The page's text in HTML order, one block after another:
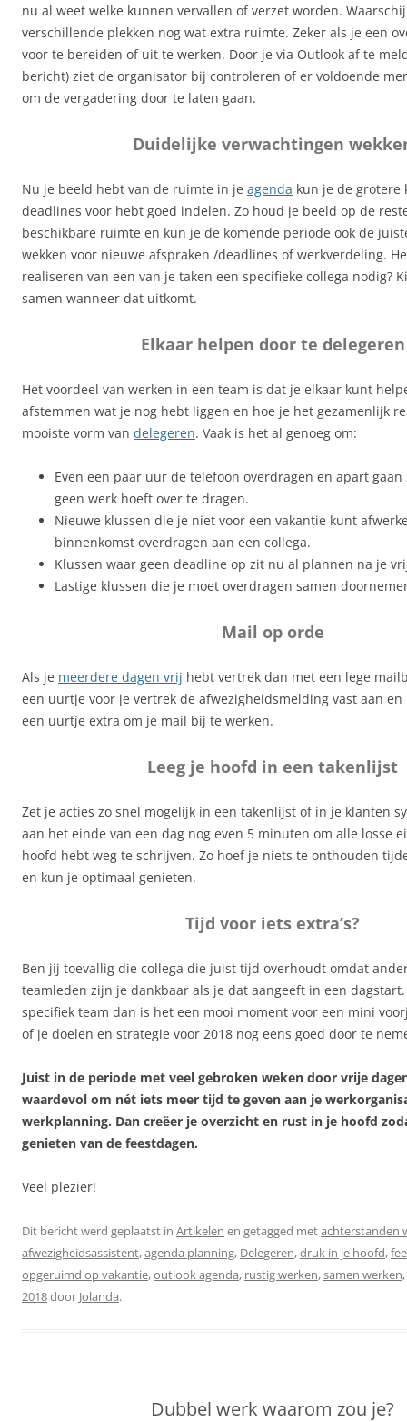
nu al weet welke kunnen vervallen of verzet worden.
verschillende plekken nog wat extra ruimte. Zeker als je een
voor te bereiden of uit te werken. Door je via Outlook af te
bericht) ziet de organisator bij controleren of er voldoende
om de vergadering door te laten gaan.
Duidelijke verwachtingen
Nu je beeld hebt van de ruimte in je agenda kun je de grotere
deadlines voor hebt goed indelen. Zo houd je beeld op de
beschikbare ruimte en kun je de komende periode ook de
wekken voor nieuwe afspraken /deadlines of werkverdeling.
realiseren van een van je taken een specifieke collega nodig?
samen wanneer dat uitkomt.
Elkaar helpen door te delegeren
Het voordeel van werken in een team is dat je elkaar kunt
afstemmen wat je nog hebt liggen en hoe je het gezamenlijk
mooiste vorm van delegeren. Vaak is het al genoeg om:
Even een paar uur de telefoon overdragen en apart
geen werk hoeft over te dragen.
Nieuwe klussen die je niet voor een vakantie kunt
binnenkomst overdragen aan een collega.
Klussen waar geen deadline op zit nu al plannen na je
Lastige klussen die je moet overdragen samen
Mail op orde
Als je meerdere dagen vrij hebt vertrek dan met een lege
een uurtje voor je vertrek de afwezigheidsmelding vast aan
een uurtje extra om je mail bij te werken.
Leeg je hoofd in een takenlijst
Zet je acties zo snel mogelijk in een takenlijst of in je klanten
aan het einde van een dag nog even 5 minuten om alle losse
hoofd hebt weg te schrijven. Zo hoef je niets te onthouden
en kun je optimaal genieten.
Tijd voor iets extra’s?
Ben jij toevallig die collega die juist tijd overhoudt omdat
teamleden zijn je dankbaar als je dat aangeeft in een
specifiek team dan is het een mooi moment voor een mini
of je doelen en strategie voor 2018 nog eens goed door te
Juist in de periode met veel gebroken weken door vrije
waardevol om nét iets meer tijd te geven aan je
werkplanning. Dan creëer je overzicht en rust in je hoofd
genieten van de feestdagen.
Veel plezier!
Dit bericht werd geplaatst in Artikelen en getagged metachterstanden
afwezigheidsassistent,agenda planning, Delegeren,druk in je hoofd,
opgeruimd op vakantie,outlook agenda, rustig werken,samen werken,
2018door Jolanda.
Dubbel werk waarom zou je?